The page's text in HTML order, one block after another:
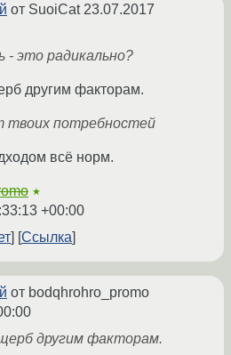
от SuoiCat23.07.2017
- это радикально?
другим факторам.
твоих потребностей
всё норм.
★
+00:00
Ссылка
от bodqhrohro_promo
другим факторам.